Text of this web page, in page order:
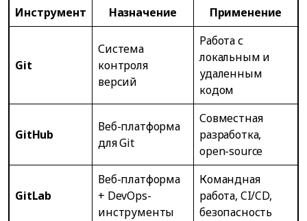
Инструмент Назначение Применение
Git
Система
контроля
версий
Работа с
локальным и
удаленным
кодом
GitHub
Веб-платформа
для Git
Совместная
разработка,
open-source
GitLab
Веб-платформа
+ DevOps-
инструменты
Командная
работа, CI/CD,
безопасность